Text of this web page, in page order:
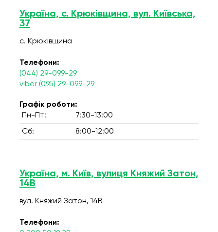
Україна, с. Крюківщина, вул. Київська,
37
с. Крюківщина
Телефони:
(044) 29-099-29
viber (095) 29-099-29
Графік роботи:
Пн-Пт:
7:30-13:00
Сб: 8:00-12:00
Україна, м. Київ, вулиця Княжий Затон,
14В
вул. Княжий Затон, 14В
Телефони: